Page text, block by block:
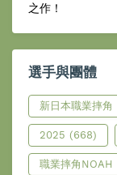
之作！
選手與團體
新日本職業摔角
2025 (668)
職業摔角NOAH